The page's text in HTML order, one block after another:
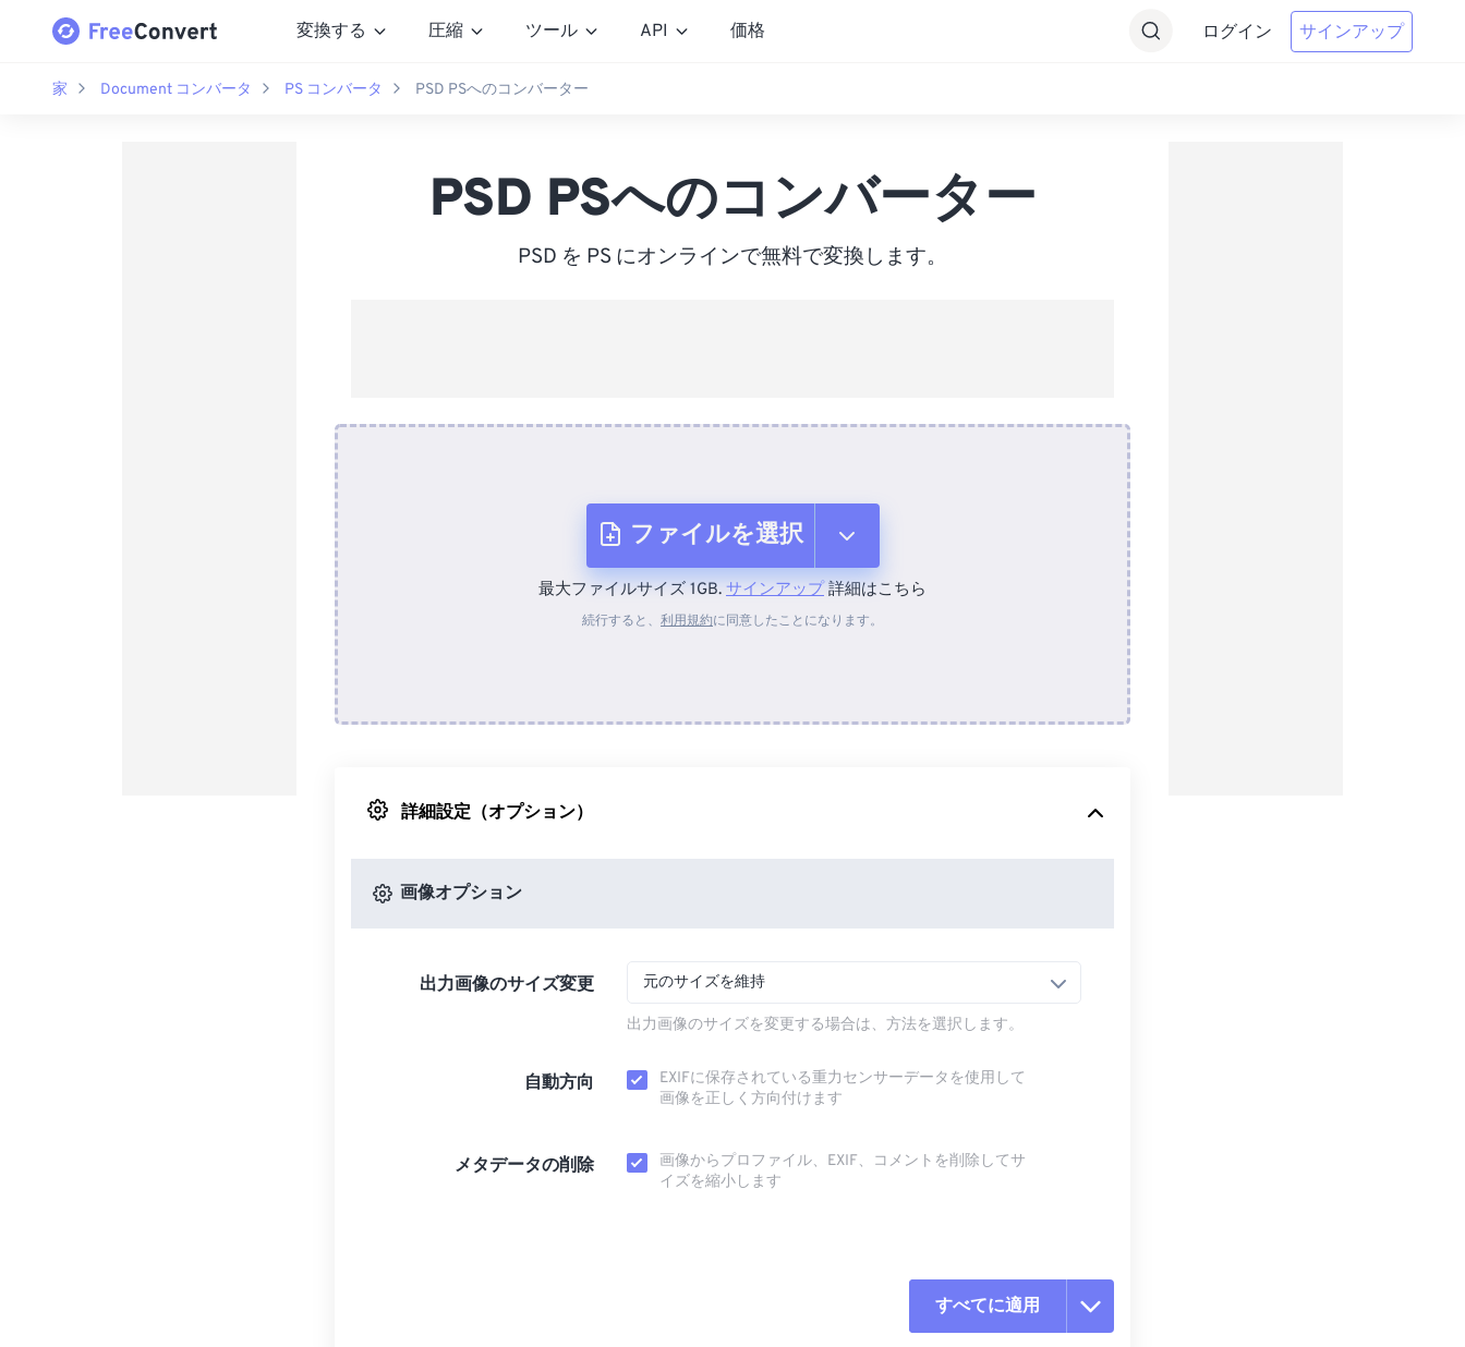
変換する 圧縮 ツール API 価格 ログイン サインアップ
家 Document コンバータ PS コンバータ PSD PSへのコンバーター
PSD PSへのコンバーター
PSD を PS にオンラインで無料で変換します。
ファイルを選択
デバイスから
最大ファイルサイズ 1GB. サインアップ詳細はこちら
続行すると、 利用規約に同意したことになります。
詳細設定（オプション）
画像オプション
出力画像のサイズ変更 元のサイズを維持
出力画像のサイズを変更する場合は、方法を選択します。
自動方向
EXIFに保存されている重力センサーデータを使用して
画像を正しく方向付けます
メタデータの削除
画像からプロファイル、EXIF、コメントを削除してサ
イズを縮小します
すべてに適用